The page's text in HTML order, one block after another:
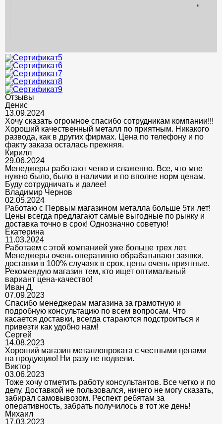
Отзывы
Денис
13.09.2024
Хочу сказать огромное спасибо сотрудникам компании!!!
Хороший качественный металл по приятным. Никакого
развода, как в других фирмах. Цена по телефону и по
факту заказа осталась прежняя.
Кирилл
29.06.2024
Менеджеры работают четко и слаженно. Все, что мне
нужно было, было в наличии и по вполне норм ценам.
Буду сотрудничать и далее!
Владимир Чернов
02.05.2024
Работаю с Первым магазином металла больше 5ти лет!
Цены всегда предлагают самые выгодные по рынку и
доставка точно в срок! Однозначно советую!
Екатерина
11.03.2024
Работаем с этой компанией уже больше трех лет.
Менеджеры очень оперативно обрабатывают заявки,
доставки в 100% случаях в срок, цены очень приятные.
Рекомендую магазин тем, кто ищет оптимальный
вариант цена-качество!
Иван Д.
07.09.2023
Спасибо менеджерам магазина за грамотную и
подробную консультацию по всем вопросам. Что
касается доставки, всегда стараются подстроиться и
привезти как удобно нам!
Сергей
14.08.2023
Хороший магазин металлопроката с честными ценами
на продукцию! Ни разу не подвели.
Виктор
03.06.2023
Тоже хочу отметить работу консультантов. Все четко и по
делу. Доставкой не пользовался, ничего не могу сказать,
забирал самовывозом. Респект ребятам за
оперативность, забрать получилось в тот же день!
Михаил
17.03.2023